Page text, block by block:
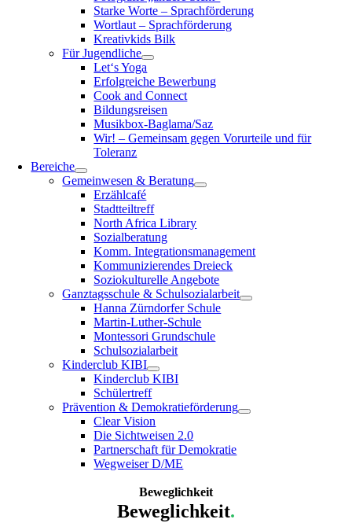
Starke Worte – Sprachförderung
Wortlaut – Sprachförderung
Kreativkids Bilk
Für Jugendliche
Let‘s Yoga
Erfolgreiche Bewerbung
Cook and Connect
Bildungsreisen
Musikbox-Baglama/Saz
Wir! – Gemeinsam gegen Vorurteile und für
Toleranz
Bereiche
Gemeinwesen & Beratung
Erzählcafé
Stadtteiltreff
North Africa Library
Sozialberatung
Komm. Integrationsmanagement
Kommunizierendes Dreieck
Soziokulturelle Angebote
Ganztagsschule & Schulsozialarbeit
Hanna Zürndorfer Schule
Martin-Luther-Schule
Montessori Grundschule
Schulsozialarbeit
Kinderclub KIBI
Kinderclub KIBI
Schülertreff
Prävention & Demokratieförderung
Clear Vision
Die Sichtweisen 2.0
Partnerschaft für Demokratie
Wegweiser D/ME
Beweglichkeit
Beweglichkeit.